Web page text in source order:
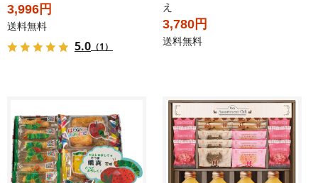
3,996円
送料無料
5.0 （1）
え
3,780円
送料無料